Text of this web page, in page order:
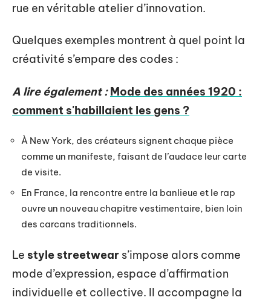
rue en véritable atelier d’innovation.
Quelques exemples montrent à quel point la
créativité s’empare des codes :
A lire également : Mode des années 1920 :
comment s'habillaient les gens ?
À New York, des créateurs signent chaque pièce
comme un manifeste, faisant de l’audace leur carte
de visite.
En France, la rencontre entre la banlieue et le rap
ouvre un nouveau chapitre vestimentaire, bien loin
des carcans traditionnels.
Le style streetwear s’impose alors comme
mode d’expression, espace d’affirmation
individuelle et collective. Il accompagne la